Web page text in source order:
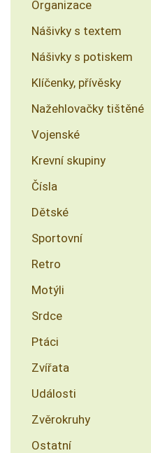
Organizace
Nášivky s textem
Nášivky s potiskem
Klíčenky, přívěsky
Nažehlovačky tištěné
Vojenské
Krevní skupiny
Čísla
Dětské
Sportovní
Retro
Motýli
Srdce
Ptáci
Zvířata
Události
Zvěrokruhy
Ostatní